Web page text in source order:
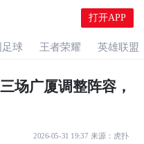
打开APP
足球 王者荣耀 英雄联盟
场广厦调整阵容，
2026-05-31 19:37 来源： 虎扑